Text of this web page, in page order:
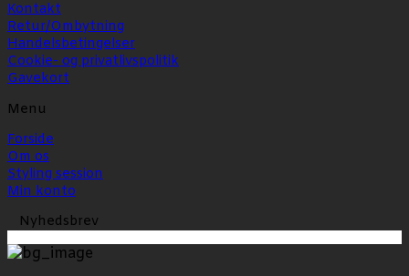
Kontakt
Retur/Ombytning
Handelsbetingelser
Cookie- og privatlivspolitik
Gavekort
Menu
Forside
Om os
Styling session
Min konto
Nyhedsbrev